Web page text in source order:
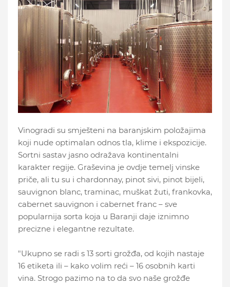
Vinogradi su smješteni na baranjskim položajima
koji nude optimalan odnos tla, klime i ekspozicije.
Sortni sastav jasno odražava kontinentalni
karakter regije. Graševina je ovdje temelj vinske
priče, ali tu su i chardonnay, pinot sivi, pinot bijeli,
sauvignon blanc, traminac, muškat žuti, frankovka,
cabernet sauvignon i cabernet franc – sve
popularnija sorta koja u Baranji daje iznimno
precizne i elegantne rezultate.
"Ukupno se radi s 13 sorti grožđa, od kojih nastaje
16 etiketa ili – kako volim reći – 16 osobnih karti
vina. Strogo pazimo na to da svo naše grožđe